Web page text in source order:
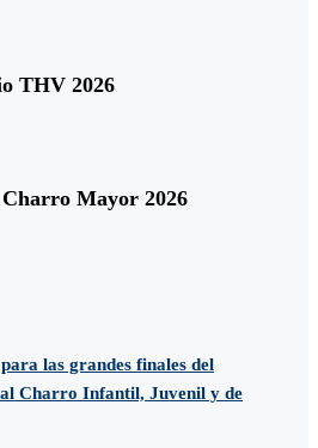
THV 2026
Mayor 2026
las grandes finales del
Charro Infantil, Juvenil y de